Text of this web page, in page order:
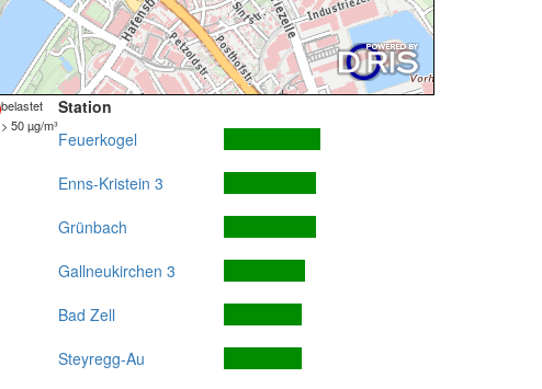
belastet
> 50 µg/m³
Station
Feuerkogel
Enns-Kristein 3
Grünbach
Gallneukirchen 3
Bad Zell
Steyregg-Au